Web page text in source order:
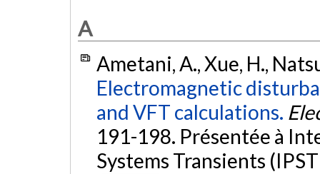
A
Ametani, A., Xue, H.,
Electromagnetic
and VFT calculations.
191-198. Présentée à
Systems Transients